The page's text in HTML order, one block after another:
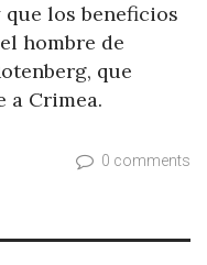
los beneficios
hombre de
que
a Crimea.
0 comments